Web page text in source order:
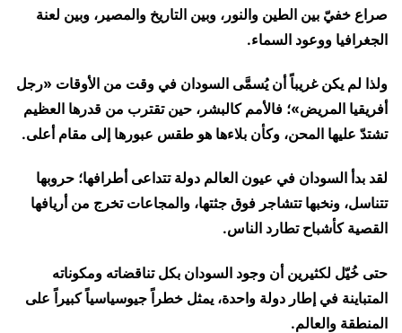
صراع خفيّ بين الطين والنور، وبين التاريخ والمصير، وبين لعنة
الجغرافيا ووعود السماء.
ولذا لم يكن غريباً أن يُسمَّى السودان في وقت من الأوقات «رجل
أفريقيا المريض»؛ فالأمم كالبشر، حين تقترب من قدرها العظيم
تشتدّ عليها المحن، وكأن بلاءها هو طقس عبورها إلى مقام أعلى.
لقد بدأ السودان في عيون العالم دولة تتداعى أطرافها؛ حروبها
تتناسل، ونخبها تتشاجر فوق جثتها، والمجاعات تخرج من أريافها
القصية كأشباح تطارد الناس.
حتى خُيّل لكثيرين أن وجود السودان بكل تناقضاته ومكوناته
المتباينة في إطار دولة واحدة، يمثل خطراً جيوسياسياً كبيراً على
المنطقة والعالم.